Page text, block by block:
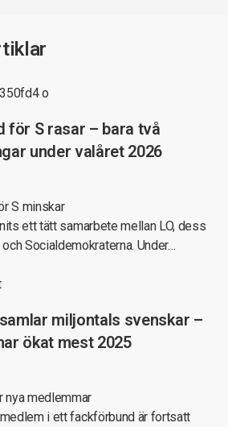
för S rasar – bara två
under valåret 2026
S minskar
ett tätt samarbete mellan LO, dess
Socialdemokraterna. Under…
miljontals svenskar –
ökat mest 2025
nya medlemmar
i ett fackförbund är fortsatt